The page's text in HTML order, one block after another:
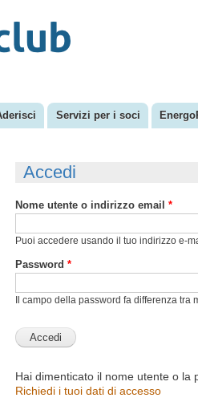
Servizi per i soci
Accedi
Nome utente o indirizzo email *
Puoi accedere usando il tuo indirizzo e-
Password *
Il campo della password fa differenza tra
Hai dimenticato il nome utente o la
Richiedi i tuoi dati di accesso